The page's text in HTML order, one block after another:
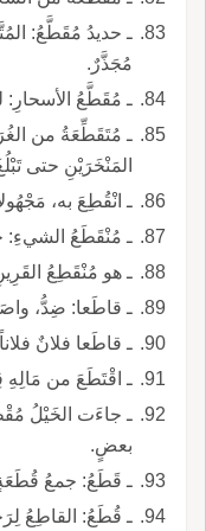
ـ حديدُ مُقَطَّعُ:
مُجَذَّرٌ.
ـ مُقَطَّعُ
ـ مُتَقَطِّعَةُ من
المَنْخَرَيْنِ حتى
ـ انْقُطِعَ به، مَجْهُولاً: عَجَزَ عن سَفَرِه.
ـ مُنْقَطَعُ الشيءِ:
ـ هو مُنْقَطِعُ
ـ قاطَعا: ضِدُّ،
ـ قاطَعا فلانٌ
ـ اقْتَطَعَ من مَالِهِ قِطْعَةً: أَخَذَ منه شيئاً.
ـ جاءَت الخَيْلُ
بعضٍ.
ـ قَطَعُ: جمعُ
ـ قُطَعُ: القاطِعُ لِرَحمِهِ، وجمعُ قُطْعَةٍ.